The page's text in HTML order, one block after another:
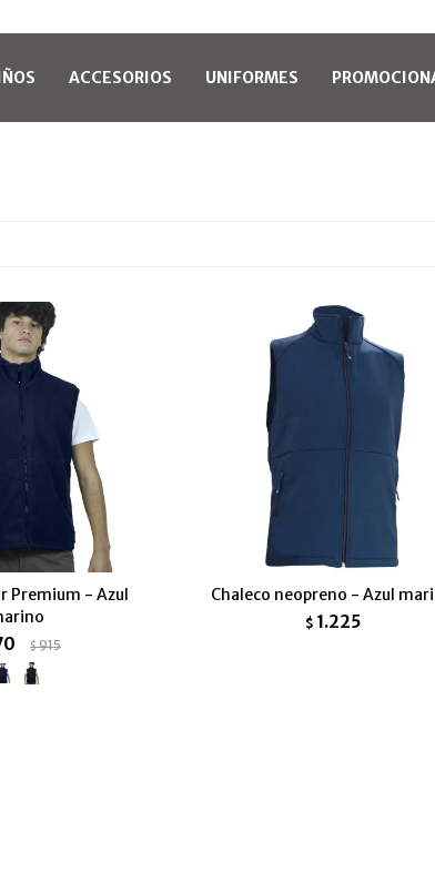
ACCESORIOS UNIFORMES
Premium - Azul
$915
Chaleco neopreno - Azul
$ 1.225